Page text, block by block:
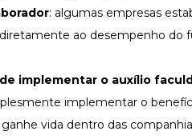
: algumas empresas
ao desempenho do
implementar o auxílio
implementar o
vida dentro das